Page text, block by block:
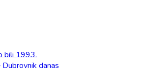
bili 1993.
danas